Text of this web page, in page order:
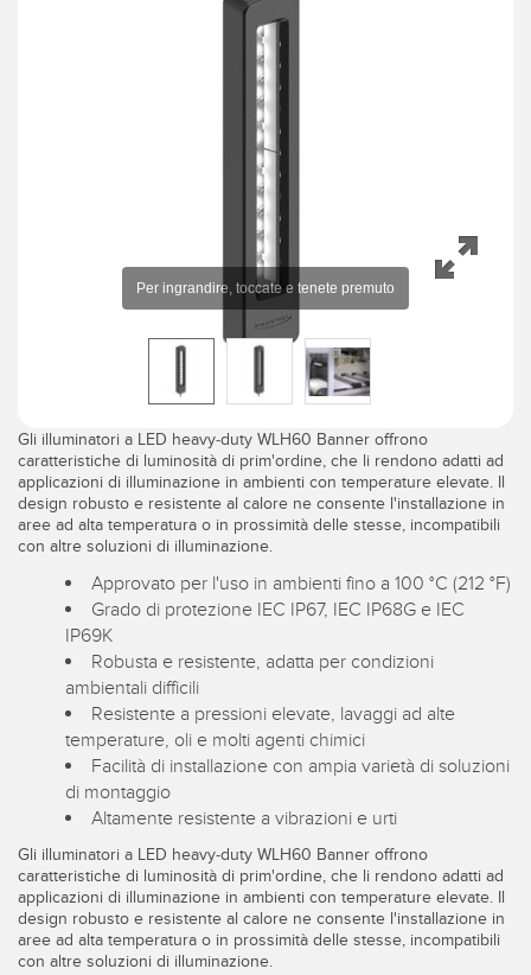
Laser per misurazione di distanza
Sensori a ultrasuoni
Amplificatori a fibra ottica
Sensori a forcella e di etichette
Sensori di luminescenza, colori e tacche di registro
Sensori Pick-to-Light
Sensori di temperatura
Sensori multiraggio e sensori a raggio ampio
Sensori di monitoraggio delle condizioni
Sensori di monitoraggio delle condizioni wireless
Sensori di vibrazioni
ACCESSORI
ACCESSORI
Convertitori
IIOT E LA FABBRICA
Protocolli di comunicazione industriali
Monitoraggio delle condizioni: manutenzione predittiva e
Monitoraggio remoto
Monitoraggio/efficacia complessiva dei macchinari
Rilevamento del bordo iniziale
Monitoraggio del livello di un serbatoio
LINK CORRELATI
Lavaggio
IO-Link
Gli illuminatori a LED heavy-duty WLH60 Banner offrono
caratteristiche di luminosità di prim'ordine, che li rendono adatti ad
applicazioni di illuminazione in ambienti con temperature elevate. Il
design robusto e resistente al calore ne consente l'installazione in
aree ad alta temperatura o in prossimità delle stesse, incompatibili
con altre soluzioni di illuminazione.
Approvato per l'uso in ambienti fino a 100 °C (212 °F)
Grado di protezione IEC IP67, IEC IP68G e IEC
IP69K
Robusta e resistente, adatta per condizioni
ambientali difficili
Resistente a pressioni elevate, lavaggi ad alte
temperature, oli e molti agenti chimici
Facilità di installazione con ampia varietà di soluzioni
di montaggio
Altamente resistente a vibrazioni e urti
Gli illuminatori a LED heavy-duty WLH60 Banner offrono
caratteristiche di luminosità di prim'ordine, che li rendono adatti ad
applicazioni di illuminazione in ambienti con temperature elevate. Il
design robusto e resistente al calore ne consente l'installazione in
aree ad alta temperatura o in prossimità delle stesse, incompatibili
con altre soluzioni di illuminazione.